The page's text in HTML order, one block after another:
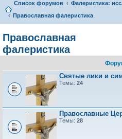
Список форумов
Фалеристика:
Православная фалеристика
Православная
фалеристика
Святые лики и
Темы: 24
Православные
Темы: 28